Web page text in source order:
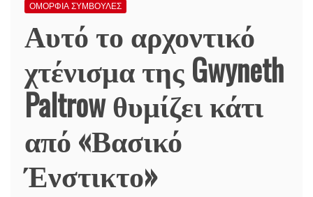
ΟΜΟΡΦΙΑ ΣΥΜΒΟΥΛΕΣ
Αυτό το αρχοντικό
χτένισμα της Gwyneth
Paltrow θυμίζει κάτι
από «Βασικό
Ένστικτο»